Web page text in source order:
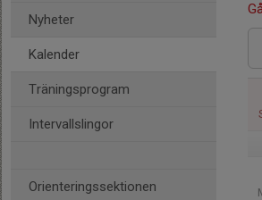
Nyheter
Kalender
Träningsprogram
Intervallslingor
Orienteringssektionen